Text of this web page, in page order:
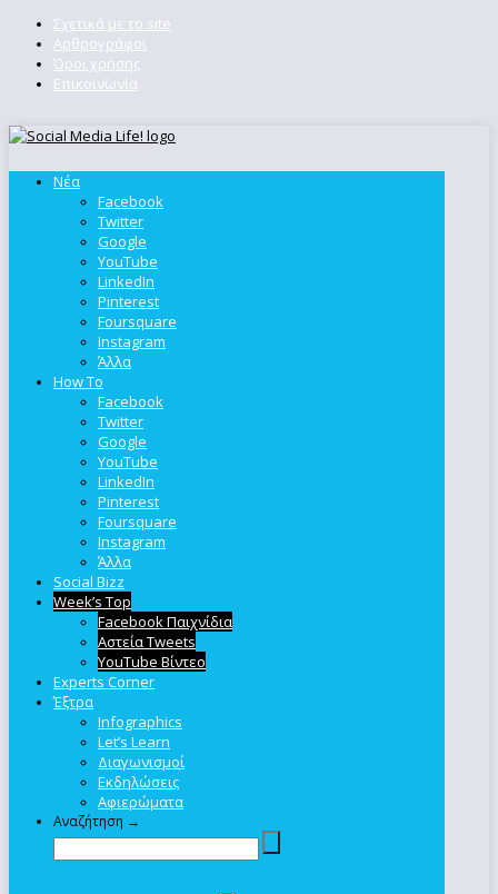
Σχετικά με το site
Αρθρογράφοι
Όροι χρήσης
Επικοινωνία
Νέα
Facebook
Twitter
Google
YouTube
LinkedIn
Pinterest
Foursquare
Instagram
Άλλα
How To
Facebook
Twitter
Google
YouTube
LinkedIn
Pinterest
Foursquare
Instagram
Άλλα
Social Bizz
Week’s Top
Facebook Παιχνίδια
Αστεία Tweets
YouTube Βίντεο
Experts Corner
Έξτρα
Infographics
Let’s Learn
Διαγωνισμοί
Εκδηλώσεις
Αφιερώματα
Αναζήτηση →